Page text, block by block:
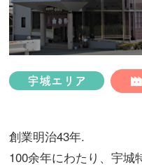
宇城エリア
創業明治43年.
100余年にわたり、宇城